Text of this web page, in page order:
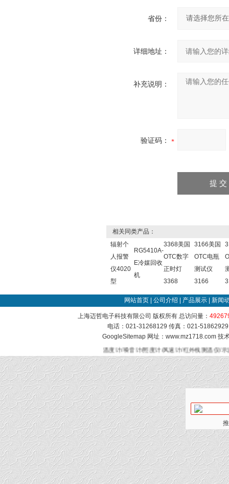
省份：
详细地址：
补充说明：
验证码：
相关同类产品：
辐射个
人报警
仪4020
型
RG5410A-
E冷媒回收
机
3368美国
OTC数字
正时灯
3368
3166美国
OTC电瓶
测试仪
3166
网站首页 公司介绍 产品展示 新闻
上海迈哲电子科技有限公司 版权所有 总访问量：
电话：021-31268129 传真：021-
GoogleSitemap网址：www.mz1718.com 技
温度计/噪音计/照度计/风速计/红外线测温仪/